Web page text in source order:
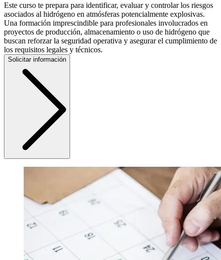
Este curso te prepara para identificar, evaluar y controlar los riesgos
asociados al hidrógeno en atmósferas potencialmente explosivas.
Una formación imprescindible para profesionales involucrados en
proyectos de producción, almacenamiento o uso de hidrógeno que
buscan reforzar la seguridad operativa y asegurar el cumplimiento de
los requisitos legales y técnicos.
Solicitar información